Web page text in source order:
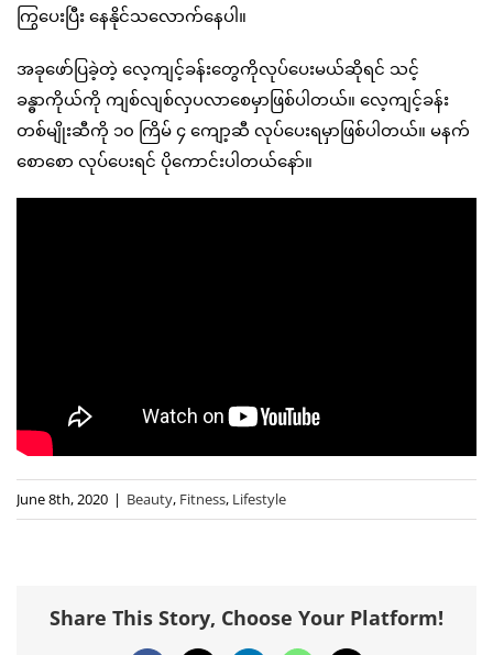
ကြွပေးပြီး နေနိုင်သလောက်နေပါ။
အခုဖော်ပြခဲ့တဲ့ လေ့ကျင့်ခန်းတွေကိုလုပ်ပေးမယ်ဆိုရင် သင့်
ခန္ဓာကိုယ်ကို ကျစ်လျစ်လှပလာစေမှာဖြစ်ပါတယ်။ လေ့ကျင့်ခန်း
တစ်မျိုးဆီကို ၁၀ ကြိမ် ၄ ကျော့ဆီ လုပ်ပေးရမှာဖြစ်ပါတယ်။ မနက်
စောစော လုပ်ပေးရင် ပိုကောင်းပါတယ်နော်။
June 8th, 2020 | Beauty, Fitness, Lifestyle
Share This Story, Choose Your Platform!